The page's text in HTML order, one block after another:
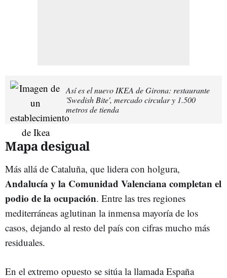
Así es el nuevo IKEA de Girona: restaurante
'Swedish Bite', mercado circular y 1.500
metros de tienda
Mapa desigual
Más allá de Cataluña, que lidera con holgura,
Andalucía y la Comunidad Valenciana completan el
podio de la ocupación. Entre las tres regiones
mediterráneas aglutinan la inmensa mayoría de los
casos, dejando al resto del país con cifras mucho más
residuales.
En el extremo opuesto se sitúa la llamada España